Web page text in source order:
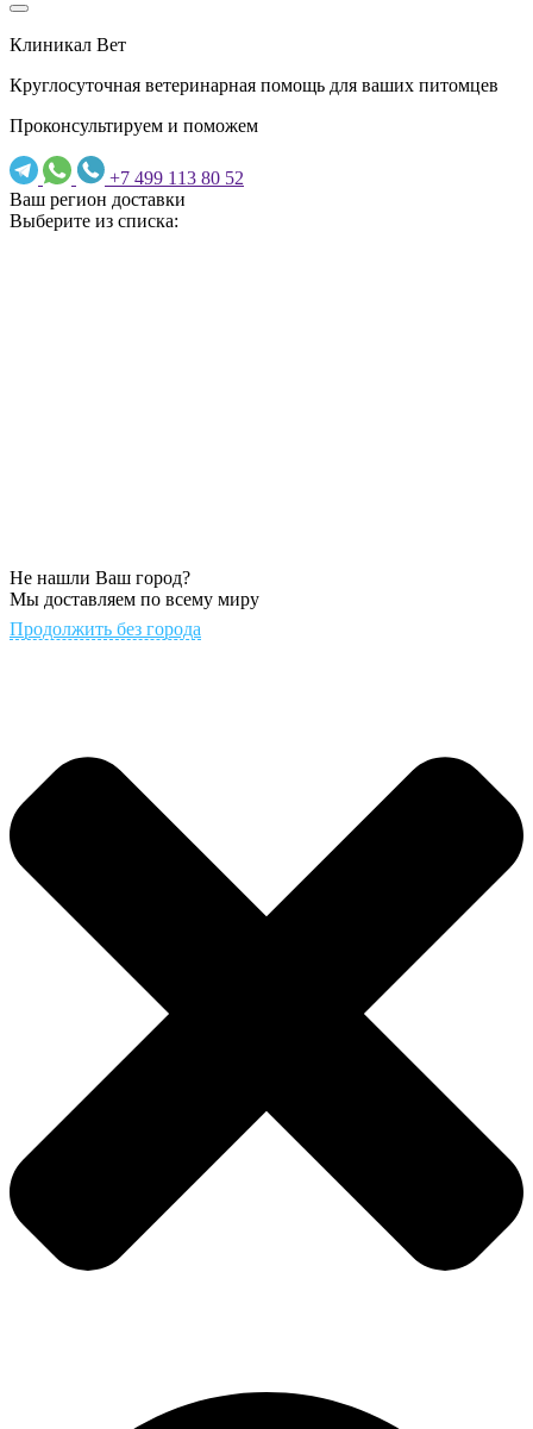
Клиникал Вет
Круглосуточная ветеринарная помощь для ваших питомцев
Проконсультируем и поможем
+7 499 113 80 52
Ваш регион доставки
Выберите из списка:
Не нашли Ваш город?
Мы доставляем по всему миру
Продолжить без города